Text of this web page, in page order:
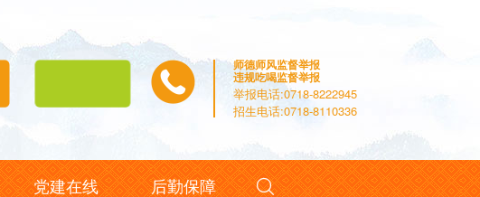
师德师风监督举报
违规吃喝监督举报
举报电话:0718-8222945
招生电话:0718-8110336
党建在线 后勤保障 